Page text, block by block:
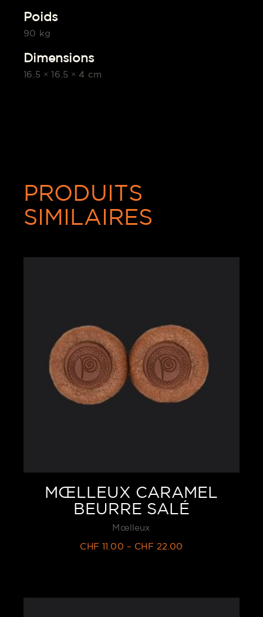
Poids
90 kg
Dimensions
16.5 × 16.5 × 4 cm
PRODUITS
SIMILAIRES
MŒLLEUX CARAMEL
BEURRE SALÉ
Mœlleux
CHF 11.00 – CHF 22.00